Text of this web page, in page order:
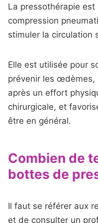
La pressothérapie
compression
stimuler la circulation
Elle est utilisée pour
prévenir les œdèmes,
après un effort
chirurgicale, et
être en général.
Combien de
bottes de
Il faut se référer aux
et de consulter un